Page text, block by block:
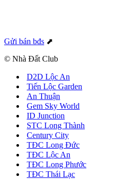
Gửi bán bđs ⬈
© Nhà Đất Club
D2D Lộc An
Tiến Lộc Garden
An Thuận
Gem Sky World
ID Junction
STC Long Thành
Century City
TĐC Long Đức
TĐC Lộc An
TĐC Long Phước
TĐC Thái Lạc